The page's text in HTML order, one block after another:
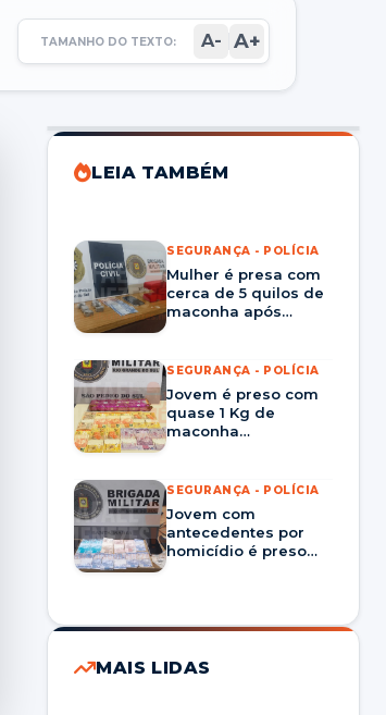
TAMANHO DO TEXTO: A- A+
LEIA TAMBÉM
SEGURANÇA - POLÍCIA
Mulher é presa com
cerca de 5 quilos de
maconha após
SEGURANÇA - POLÍCIA
Jovem é preso com
quase 1 Kg de
maconha
Pedro do Sul
SEGURANÇA - POLÍCIA
Jovem com
antecedentes por
homicídio é preso
Maria
MAIS LIDAS